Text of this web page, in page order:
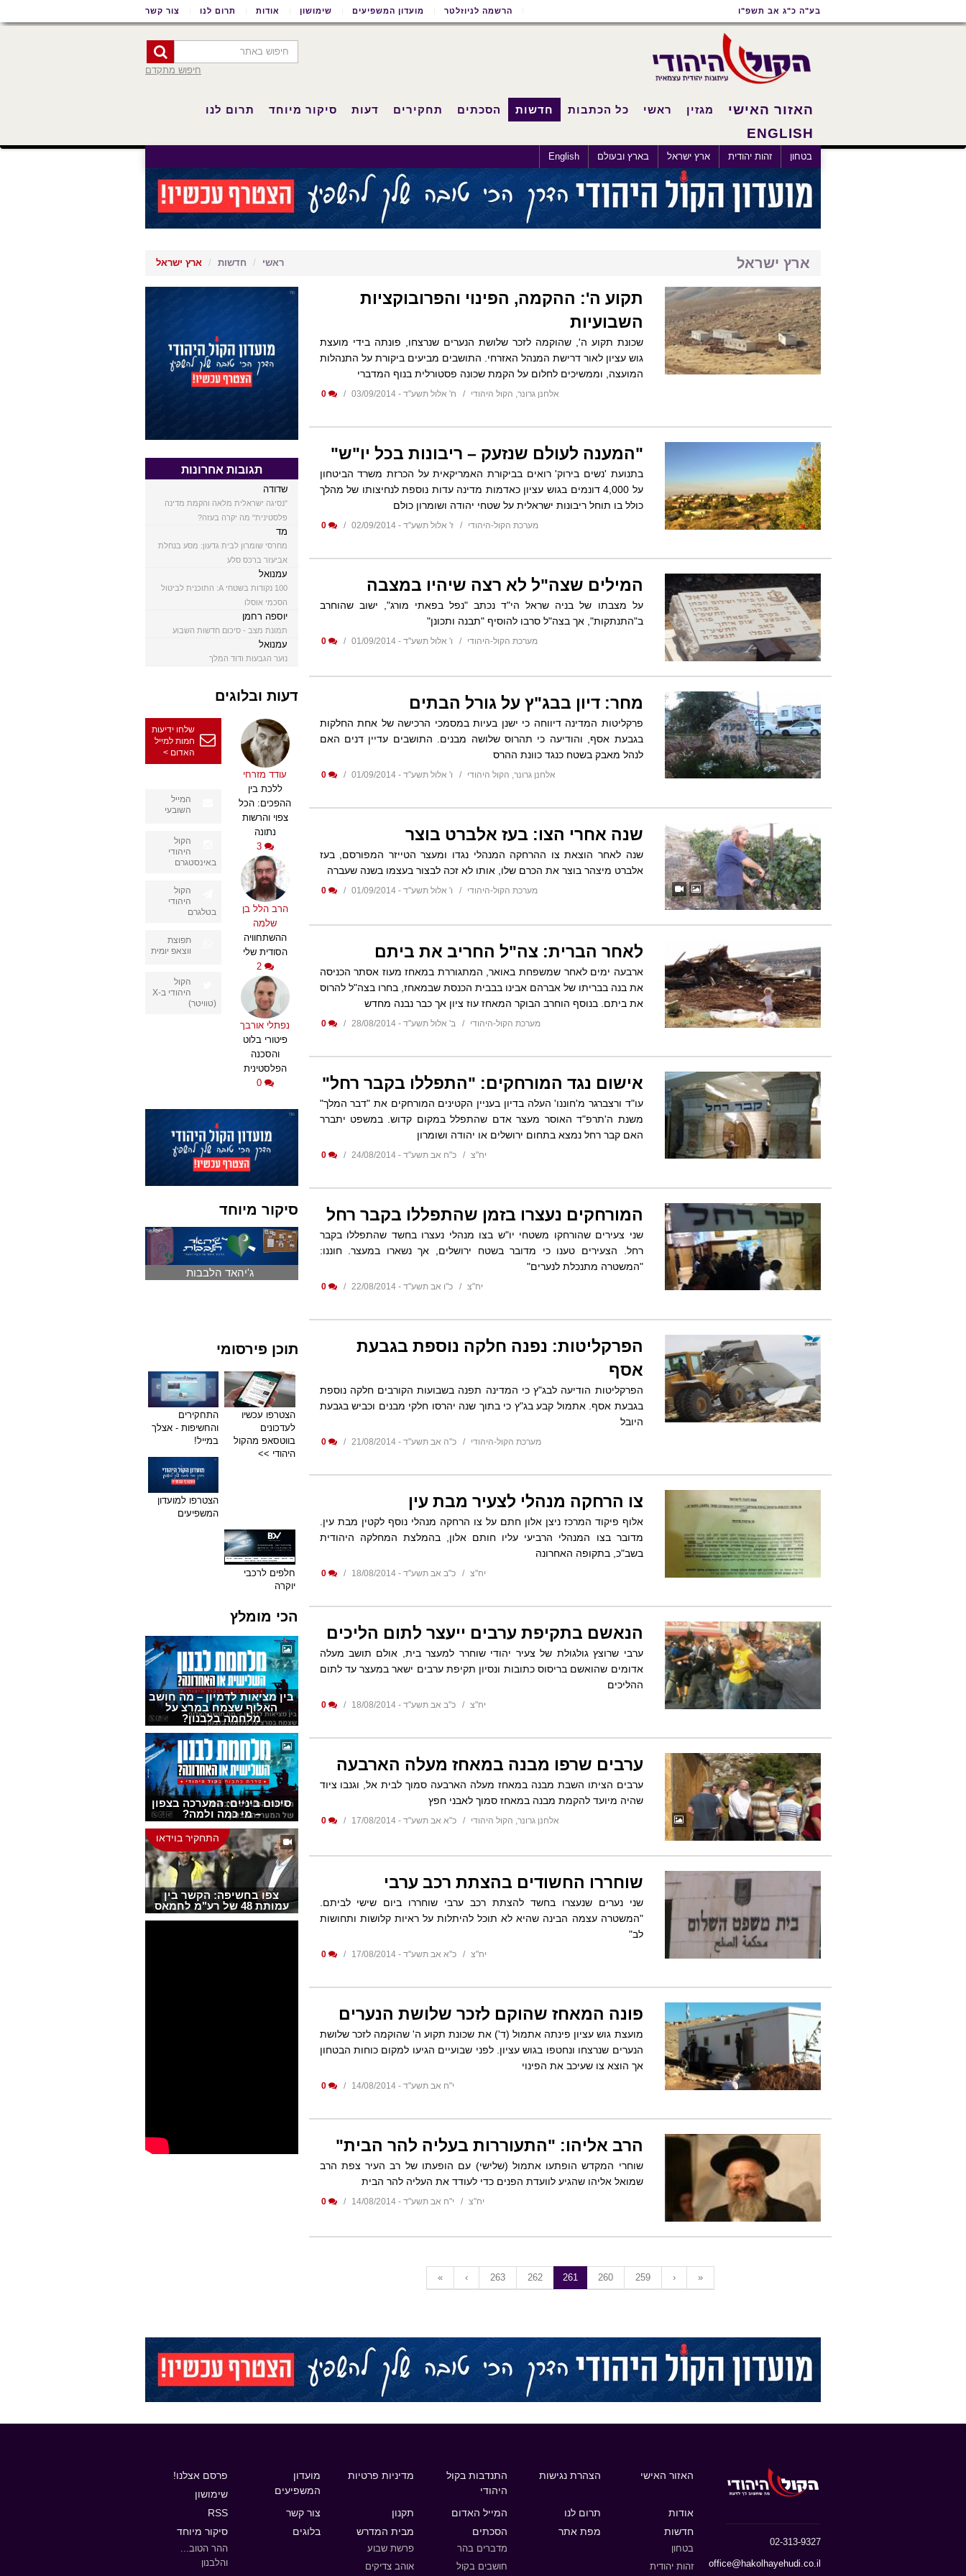
נגישות
ראשי
ראשי
בע"ה כ"ג אב תשפ"ו הרשמה לניוזלטר מועדון המשפיעים שימושון אודות תרום לנו צור קשר
חיפוש מתקדם
האזור האישי מגזין ראשי כל הכתבות חדשות
בטחון זהות יהודית ארץ ישראל בארץ ובעולם English
הסכתים תחקירים דעות סיקור מיוחד תרום לנו
ENGLISH
ארץ ישראל ראשי חדשות ארץ ישראל
תקוע ה': ההקמה, הפינוי והפרובוקציות
השבועיות
שכונת תקוע ה', שהוקמה לזכר שלושת הנערים שנרצחו, פונתה בידי מועצת
גוש עציון לאור דרישת המנהל האזרחי. התושבים מביעים ביקורת על התנהלות
המועצה, וממשיכים לחלום על הקמת שכונה פסטורלית בנוף המדברי
אלחנן גרונר, הקול היהודי ח' אלול תשע"ד - 03/09/2014 0
"המענה לעולם שנזעק – ריבונות בכל יו"ש"
בתנועת 'נשים בירוק' רואים בביקורת האמריקאית על הכרזת משרד הביטחון
על 4,000 דונמים בגוש עציון כאדמות מדינה עדות נוספת לנחיצותו של מהלך
כולל בו תוחל ריבונות ישראלית על שטחי יהודה ושומרון כולם
מערכת הקול-היהודי ז' אלול תשע"ד - 02/09/2014 0
המילים שצה"ל לא רצה שיהיו במצבה
על מצבתו של בניה שראל הי"ד נכתב "נפל בפאתי מורג", ישוב שהוחרב
ב"התנתקות", אך בצה"ל סרבו להוסיף "תבנה ותכונן"
מערכת הקול-היהודי ו' אלול תשע"ד - 01/09/2014 0
מחר: דיון בבג"ץ על גורל הבתים
פרקליטות המדינה דיווחה כי ישנן בעיות במסמכי הרכישה של אחת החלקות
בגבעת אסף, והודיעה כי תהרוס שלושה מבנים. התושבים עדיין דנים האם
לנהל מאבק בשטח כנגד כוונת ההרס
אלחנן גרונר, הקול היהודי ו' אלול תשע"ד - 01/09/2014 0
שנה אחרי הצו: בעז אלברט בוצר
שנה לאחר הוצאת צו ההרחקה המנהלי נגדו ומעצר הטייזר המפורסם, בעז
אלברט מיצהר בוצר את הכרם שלו, אותו לא זכה לבצור בעצמו בשנה שעברה
מערכת הקול-היהודי ו' אלול תשע"ד - 01/09/2014 0
לאחר הברית: צה"ל החריב את ביתם
ארבעה ימים לאחר שמשפחת באואר, המתגוררת במאחז מעוז אסתר הכניסה
את בנה בבריתו של אברהם אבינו בבבית הכנסת שבמאחז, בחרו בצה"ל להרוס
את ביתם. בנוסף הוחרב הבוקר המאחז עוז ציון אך כבר נבנה מחדש
מערכת הקול-היהודי ב' אלול תשע"ד - 28/08/2014 0
אישום נגד המורחקים: "התפללו בקבר רחל"
עו"ד ורצברגר מ'חוננו' העלה בדיון בעניין הקטינים המורחקים את "דבר המלך"
משנת ה'תרפ"ד האוסר מעצר אדם שהתפלל במקום קדוש. במשפט יתברר
האם קבר רחל נמצא בתחום ירושלים או יהודה ושומרון
יח"צ כ"ח אב תשע"ד - 24/08/2014 0
המורחקים נעצרו בזמן שהתפללו בקבר רחל
שני צעירים שהורחקו משטחי יו"ש בצו מנהלי נעצרו בחשד שהתפללו בקבר
רחל. הצעירים טענו כי מדובר בשטח ירושלים, אך נשארו במעצר. חוננו:
"המשטרה מתנכלת לנערים"
יח"צ כ"ו אב תשע"ד - 22/08/2014 0
הפרקליטות: נפנה חלקה נוספת בגבעת
אסף
הפרקליטות הודיעה לבג"ץ כי המדינה תפנה בשבועות הקורבים חלקה נוספת
בגבעת אסף. אתמול קבע בג"ץ כי בתוך שנה יהרסו חלקי מבנים וכביש בגבעת
היובל
מערכת הקול-היהודי כ"ה אב תשע"ד - 21/08/2014 0
צו הרחקה מנהלי לצעיר מבת עין
אלוף פיקוד המרכז ניצן אלון חתם על צו הרחקה מנהלי נוסף לקטין מבת עין.
מדובר בצו המנהלי הרביעי עליו חותם אלון, בהמלצת המחלקה היהודית
בשב"כ, בתקופה האחרונה
יח"צ כ"ב אב תשע"ד - 18/08/2014 0
הנאשם בתקיפת ערבים ייעצר לתום הליכים
ערבי שרוצץ גולגולת של צעיר יהודי שוחרר למעצר בית, אולם תושב מעלה
אדומים שהואשם בריסוס כתובות ונסיון תקיפת ערבים ישאר במעצר עד לתום
ההליכים
יח"צ כ"ב אב תשע"ד - 18/08/2014 0
ערבים שרפו מבנה במאחז מעלה הארבעה
ערבים הציתו השבת מבנה במאחז מעלה הארבעה סמוך לבית אל, וגנבו ציוד
שהיה מיועד להקמת מבנה במאחז סמוך לאבני חפץ
אלחנן גרונר, הקול היהודי כ"א אב תשע"ד - 17/08/2014 0
שוחררו החשודים בהצתת רכב ערבי
שני נערים שנעצרו בחשד להצתת רכב ערבי שוחררו ביום שישי לביתם.
"המשטרה עצמה הבינה שהיא לא תוכל להיתלות על ראיות קלושות ותחושות
לב"
יח"צ כ"א אב תשע"ד - 17/08/2014 0
פונה המאחז שהוקם לזכר שלושת הנערים
מועצת גוש עציון פינתה אתמול (ד') את שכונת תקוע ה' שהוקמה לזכר שלושת
הנערים שנרצחו ונחטפו בגוש עציון. לפני שבועיים הגיעו למקום כוחות הבטחון
אך הוצא צו שעיכב את הפינוי
י"ח אב תשע"ד - 14/08/2014 0
הרב אליהו: "התעוררות בעליה להר הבית"
שוחרי המקדש הופתעו אתמול (שלישי) עם הופעתו של רב העיר צפת הרב
שמואל אליהו שהגיע לוועדת הפנים כדי לעודד את העליה להר הבית
יח"צ י"ח אב תשע"ד - 14/08/2014 0
»
›
259
260
261
262
263
‹
«
תגובות אחרונות
שדודה
"נסיגה ישראלית מלאה והקמת מדינה
פלסטינית" מה יקרה בעזה?
מד
מחרסי שומרון לבית גדעון: מסע בנחלת
אביעזר ברכס סלע
עמנואל
100 נקודות בשטחי A: התוכנית לביטול
הסכמי אוסלו
יוספה רחמן
תמונת מצב - סיכום חדשות השבוע
עמנואל
נוער הגבעות ודוד המלך
דעות ובלוגים
עודד מזרחי
ללכת בין
ההפכים: הכל
צפוי והרשות
נתונה
3
הרב הלל בן
שלמה
ההשתחוויה
הסודית שלי
2
נפתלי אורבך
פיטורי בלוט
והסכנה
הפלסטינית
0
שלחו ידיעות
חמות למייל
האדום >
המייל
השובעי
הקול
היהודי
באינסטגרם
הקול
היהודי
בטלגרם
תפוצת
ווצאפ יומית
הקול
היהודי ב-X
(טוויטר)
סיקור מיוחד
ג'יהאד הלבבות
תוכן פירסומי
הצטרפו עכשיו
לעדכונים
בווטסאפ מהקול
היהודי >>
התחקירים
והחשיפות - אצלך
במייל!
הצטרפו למועדון
המשפיעים
חלפים לרכבי
יוקרה
הכי מומלץ
בין מציאות לדמיון – מה חושב
האלוף שצמח במרצ על
מלחמה בלבנון?
סיכום ביניים: המערכה בצפון
– מי כמה ולמה?
התחקיר בוידאו
צפו בחשיפה: הקשר בין
עמותת 48 של רע"מ לחמאס
02-313-9327
office@hakolhayehudi.co.il
האזור האישי הצהרת נגישות
התנדבות בקול
היהודי
מדיניות פרטיות
מועדון
המשפיעים
פרסם אצלנו!
שימושון
אודות
תרום לנו המייל האדום תקנון צור קשר
RSS
חדשות
בטחון
זהות יהודית
מפת אתר הסכתים
מדברים בהר
חושבים בקול
מבית המדרש
פרשת שבוע
אוהב צדיקים
בלוגים סיקור מיוחד
ההר הטוב...
והלבנון